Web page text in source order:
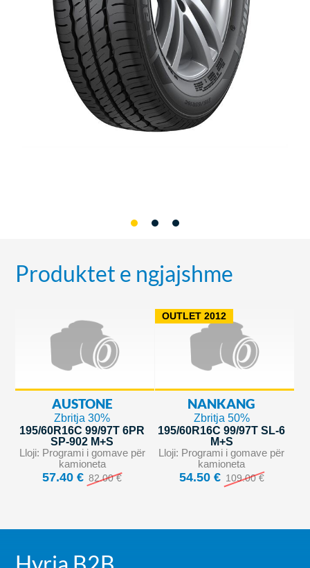
Produktet e ngjajshme
AUSTONE
Zbritja 30%
195/60R16C 99/97T 6PR
SP-902 M+S
Lloji: Programi i gomave për
kamioneta
57.40 € 82.00 €
OUTLET 2012
NANKANG
Zbritja 50%
195/60R16C 99/97T SL-6
M+S
Lloji: Programi i gomave për
kamioneta
54.50 € 109.00 €